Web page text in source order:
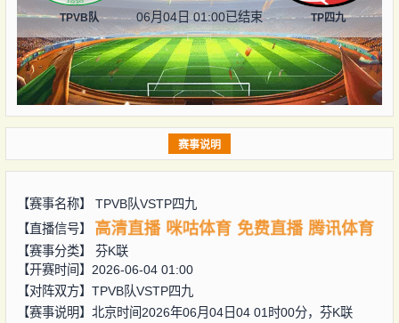
TPVB队 06月04日 01:00已结束 TP四九
赛事说明
【赛事名称】 TPVB队VSTP四九
【直播信号】
高清直播 咪咕体育 免费直播 腾讯体育
【赛事分类】 芬K联
【开赛时间】2026-06-04 01:00
【对阵双方】 TPVB队VSTP四九
【赛事说明】北京时间2026年06月04日04 01时00分，芬K联